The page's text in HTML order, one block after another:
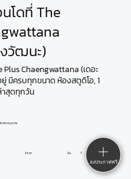
โดที่ The
วัฒนะ)
Plus Chaengwattana (เดอะ
มีครบทุกขนาด ห้องสตูดิโอ, 1
าสุดทุกวัน
เศษ กรุงเทพ
34 m² ชั้น 7
ลงประกาศฟรี